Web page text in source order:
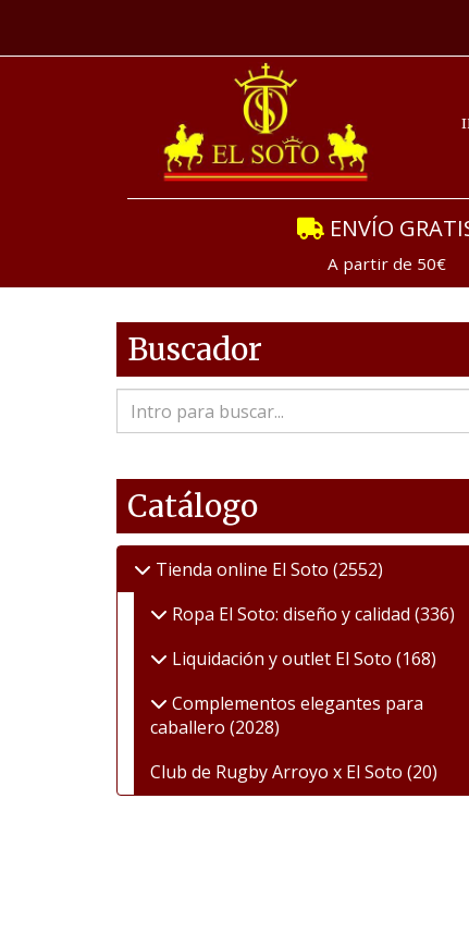
ENVÍO
A partir de 50€
Buscador
Catálogo
Tienda online El Soto (2552)
Ropa El Soto: diseño y calidad (336)
Liquidación y outlet El Soto (168)
Complementos elegantes para
caballero (2028)
Club de Rugby Arroyo x El Soto (20)